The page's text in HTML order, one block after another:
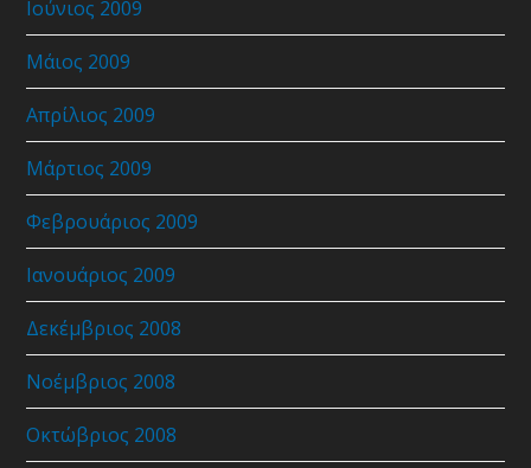
Ιούνιος 2009
Μάιος 2009
Απρίλιος 2009
Μάρτιος 2009
Φεβρουάριος 2009
Ιανουάριος 2009
Δεκέμβριος 2008
Νοέμβριος 2008
Οκτώβριος 2008